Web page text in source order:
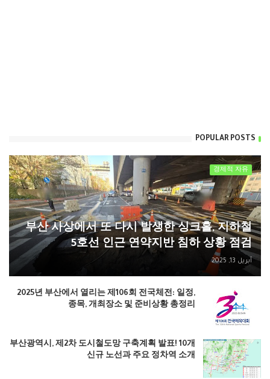
POPULAR POSTS
경제적 자유
부산 사상에서 또 다시 발생한 싱크홀, 지하철
5호선 인근 연약지반 침하 상황 점검
أبريل 13, 2025
2025년 부산에서 열리는 제106회 전국체전: 일정,
종목, 개최장소 및 준비상황 총정리
부산광역시, 제2차 도시철도망 구축계획 발표! 10개
신규 노선과 주요 정차역 소개